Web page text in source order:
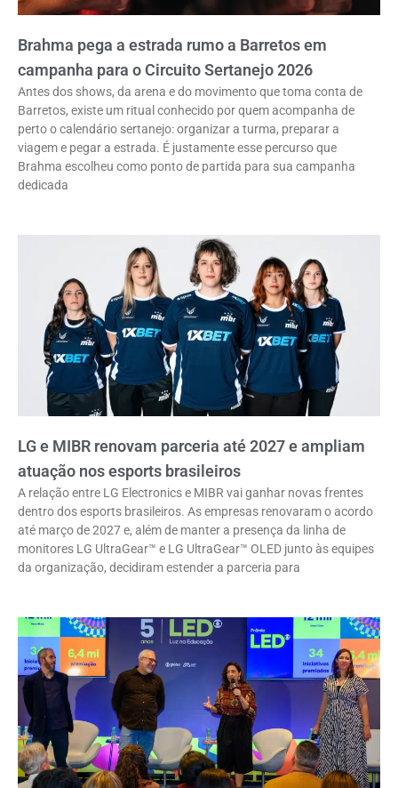
Brahma pega a estrada rumo a Barretos em
campanha para o Circuito Sertanejo 2026
Antes dos shows, da arena e do movimento que toma conta de
Barretos, existe um ritual conhecido por quem acompanha de
perto o calendário sertanejo: organizar a turma, preparar a
viagem e pegar a estrada. É justamente esse percurso que
Brahma escolheu como ponto de partida para sua campanha
dedicada
LG e MIBR renovam parceria até 2027 e ampliam
atuação nos esports brasileiros
A relação entre LG Electronics e MIBR vai ganhar novas frentes
dentro dos esports brasileiros. As empresas renovaram o acordo
até março de 2027 e, além de manter a presença da linha de
monitores LG UltraGear™ e LG UltraGear™ OLED junto às equipes
da organização, decidiram estender a parceria para